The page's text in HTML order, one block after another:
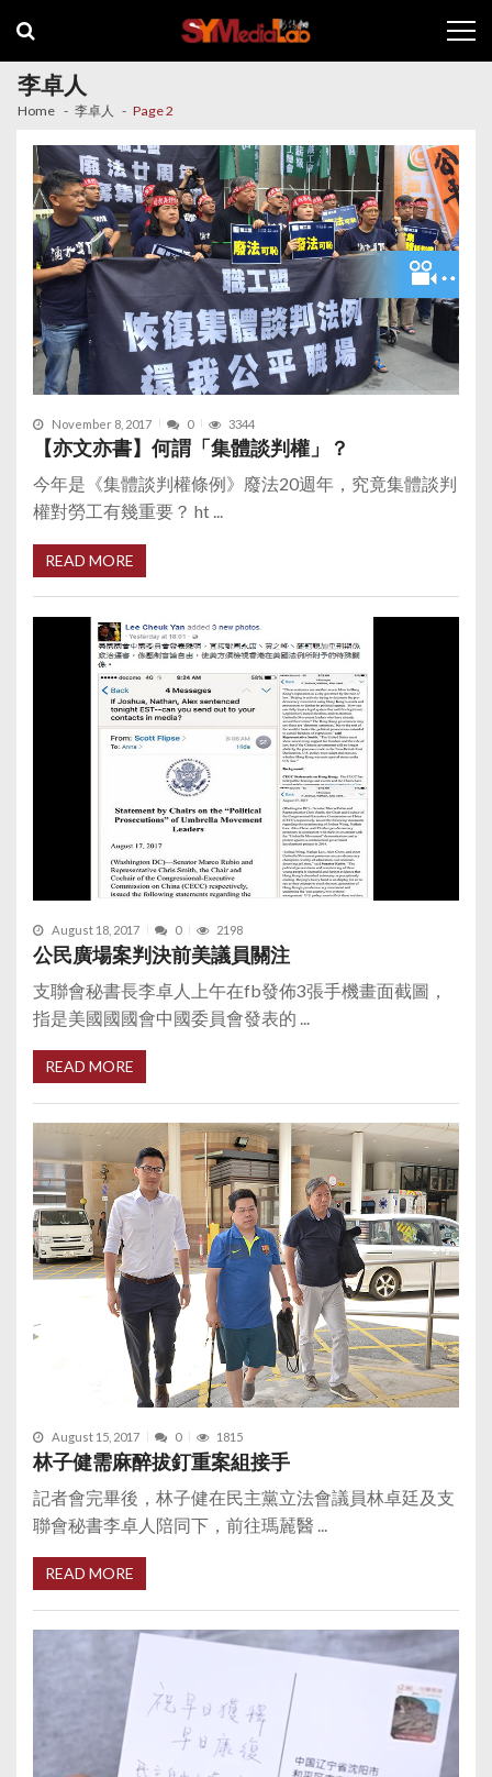
navigation
content
李卓人
Home 李卓人 Page 2
November 8, 2017 0 3344
【亦文亦書】何謂「集體談判權」？
今年是《集體談判權條例》廢法20週年，究竟集體談判
權對勞工有幾重要？ ht ...
READ MORE
August 18, 2017 0 2198
公民廣場案判決前美議員關注
支聯會秘書長李卓人上午在fb發佈3張手機畫面截圖，
指是美國國國會中國委員會發表的 ...
READ MORE
August 15, 2017 0 1815
林子健需麻醉拔釘重案組接手
記者會完畢後，林子健在民主黨立法會議員林卓廷及支
聯會秘書李卓人陪同下，前往瑪麉醫 ...
READ MORE